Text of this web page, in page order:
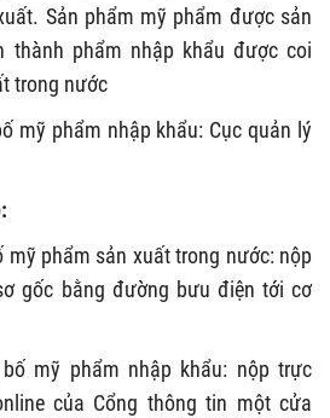
Sản phẩm mỹ phẩm được sản
thành phẩm nhập khẩu được coi
trong nước
mỹ phẩm nhập khẩu: Cục quản lý
mỹ phẩm sản xuất trong nước: nộp
gốc bằng đường bưu điện tới cơ
mỹ phẩm nhập khẩu: nộp trực
của Cổng thông tin một cửa